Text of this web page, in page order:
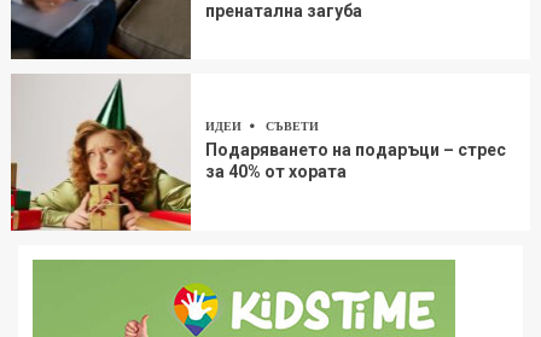
пренатална загуба
ИДЕИ СЪВЕТИ
Подаряването на подаръци – стрес
за 40% от хората